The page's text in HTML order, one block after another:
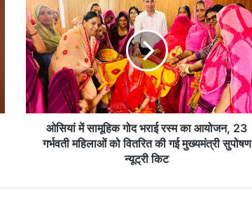
में
सामूहिक
गोद
भराई
रस्म
का
आयोजन,
23
गर्भवती
महिलाओं
ओसियां में सामूहिक गोद भराई रस्म का आयोजन, 23
गर्भवती महिलाओं को वितरित की गई मुख्यमंत्री सुपोषण
न्यूट्री किट